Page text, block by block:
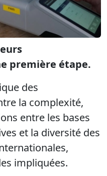
première étape.
des
la complexité,
entre les bases
et la diversité des
impliquées.